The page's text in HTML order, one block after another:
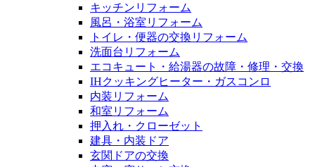
キッチンリフォーム
風呂・浴室リフォーム
トイレ・便器の交換リフォーム
洗面台リフォーム
エコキュート・給湯器の故障・修理・交換
IHクッキングヒーター・ガスコンロ
内装リフォーム
和室リフォーム
押入れ・クローゼット
建具・内装ドア
玄関ドアの交換